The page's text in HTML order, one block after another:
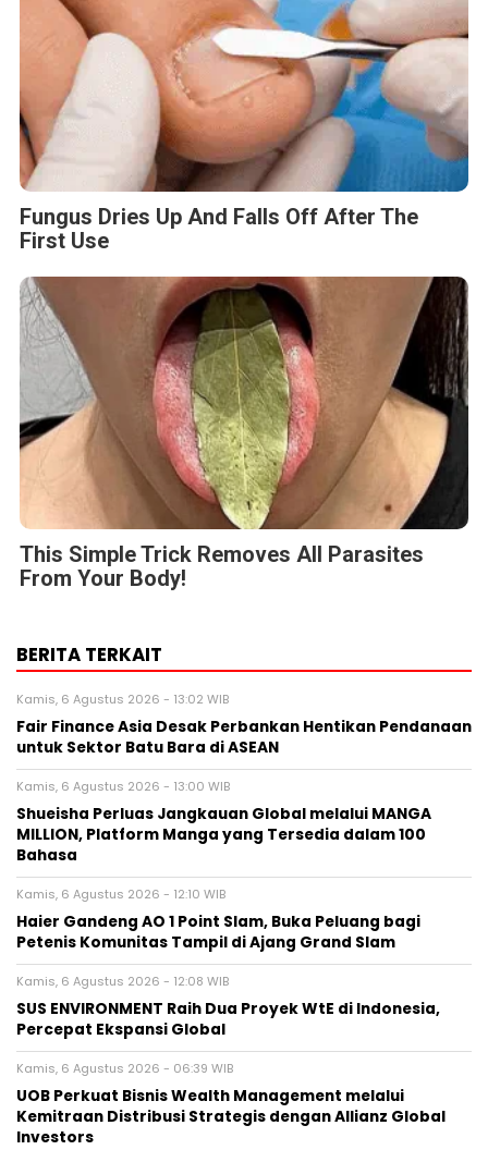
Fungus Dries Up And Falls Off After The
First Use
This Simple Trick Removes All Parasites
From Your Body!
BERITA TERKAIT
Kamis, 6 Agustus 2026 - 13:02 WIB
Fair Finance Asia Desak Perbankan Hentikan Pendanaan
untuk Sektor Batu Bara di ASEAN
Kamis, 6 Agustus 2026 - 13:00 WIB
Shueisha Perluas Jangkauan Global melalui MANGA
MILLION, Platform Manga yang Tersedia dalam 100
Bahasa
Kamis, 6 Agustus 2026 - 12:10 WIB
Haier Gandeng AO 1 Point Slam, Buka Peluang bagi
Petenis Komunitas Tampil di Ajang Grand Slam
Kamis, 6 Agustus 2026 - 12:08 WIB
SUS ENVIRONMENT Raih Dua Proyek WtE di Indonesia,
Percepat Ekspansi Global
Kamis, 6 Agustus 2026 - 06:39 WIB
UOB Perkuat Bisnis Wealth Management melalui
Kemitraan Distribusi Strategis dengan Allianz Global
Investors